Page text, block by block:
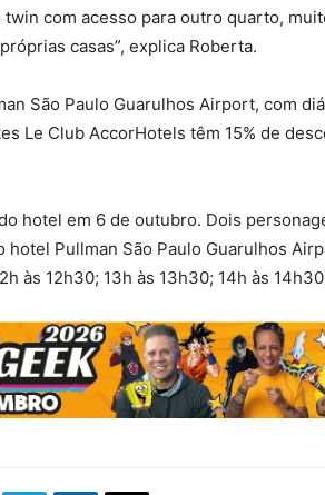
com acesso para outro quarto,
casas”, explica Roberta.
São Paulo Guarulhos Airport, com
Le Club AccorHotels têm 15% de
hotel em 6 de outubro. Dois
Pullman São Paulo Guarulhos
às 12h30; 13h às 13h30; 14h às